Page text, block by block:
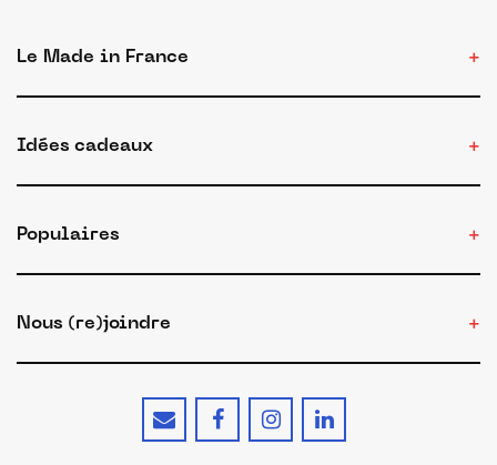
Le Made in France
Idées cadeaux
Populaires
Nous (re)joindre